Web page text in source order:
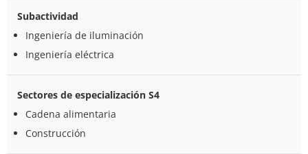
Subactividad
Ingeniería de iluminación
Ingeniería eléctrica
Sectores de especialización S4
Cadena alimentaria
Construcción